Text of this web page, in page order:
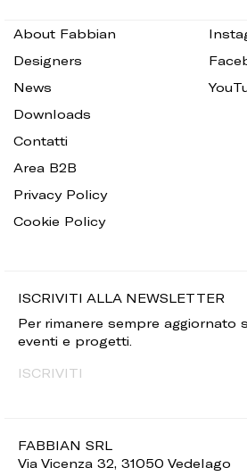
FABBIAN SRL
Via Vicenza 32, 31050 Vedelago
About Fabbian
Designers
News
Downloads
Contatti
Area B2B
Privacy Policy
Cookie Policy
ISCRIVITI ALLA NEWSLETTER
Per rimanere sempre aggiornato
eventi e progetti.
ISCRIVITI